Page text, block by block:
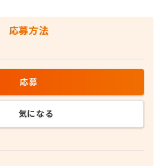
応募方法
応募
気になる